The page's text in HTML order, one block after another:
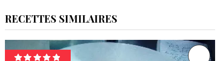
RECETTES SIMILAIRES